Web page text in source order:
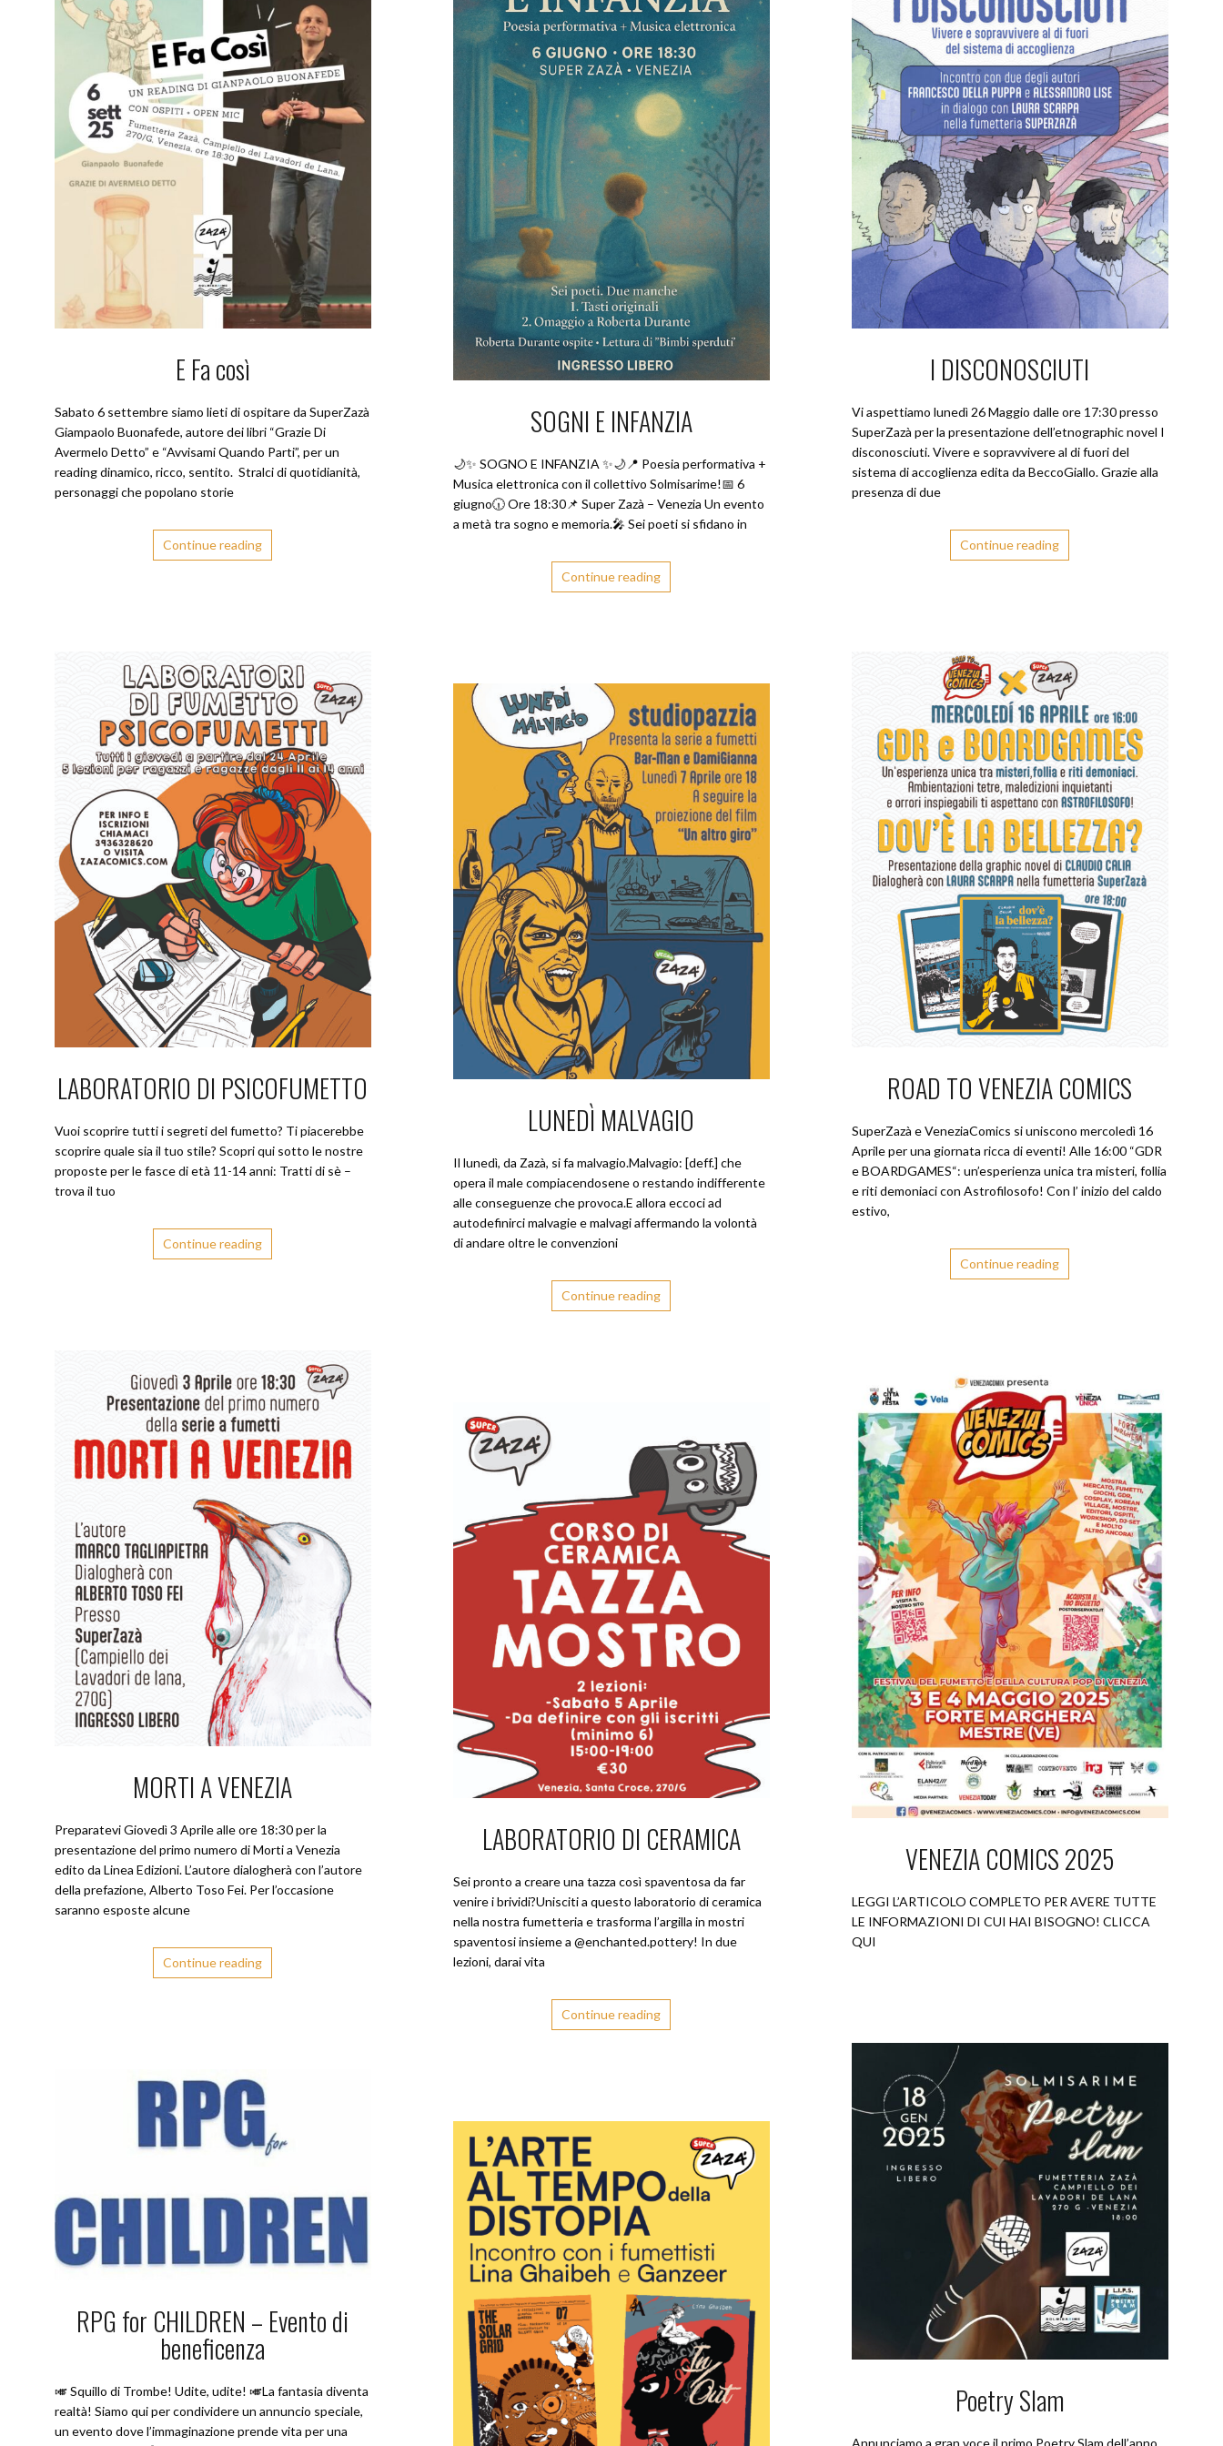
E Fa così
Sabato 6 settembre siamo lieti di ospitare da SuperZazà
Giampaolo Buonafede, autore dei libri “Grazie Di
Avermelo Detto” e “Avvisami Quando Parti”, per un
reading dinamico, ricco, sentito. Stralci di quotidianità,
personaggi che popolano storie
Continue reading
SOGNI E INFANZIA
🌙✨ SOGNO E INFANZIA ✨🌙📍 Poesia performativa +
Musica elettronica con il collettivo Solmisarime!📅 6
giugno🕡 Ore 18:30📌 Super Zazà – Venezia Un evento
a metà tra sogno e memoria.🎤 Sei poeti si sfidano in
Continue reading
I DISCONOSCIUTI
Vi aspettiamo lunedì 26 Maggio dalle ore 17:30 presso
SuperZazà per la presentazione dell’etnographic novel I
disconosciuti. Vivere e sopravvivere al di fuori del
sistema di accoglienza edita da BeccoGiallo. Grazie alla
presenza di due
Continue reading
LABORATORIO DI PSICOFUMETTO
Vuoi scoprire tutti i segreti del fumetto? Ti piacerebbe
scoprire quale sia il tuo stile? Scopri qui sotto le nostre
proposte per le fasce di età 11-14 anni: Tratti di sè –
trova il tuo
Continue reading
ROAD TO VENEZIA COMICS
SuperZazà e VeneziaComics si uniscono mercoledì 16
Aprile per una giornata ricca di eventi! Alle 16:00 “GDR
e BOARDGAMES“: un’esperienza unica tra misteri, follia
e riti demoniaci con Astrofilosofo! Con l’ inizio del caldo
estivo,
Continue reading
LUNEDÌ MALVAGIO
Il lunedì, da Zazà, si fa malvagio.Malvagio: [deff.] che
opera il male compiacendosene o restando indifferente
alle conseguenze che provoca.E allora eccoci ad
autodefinirci malvagie e malvagi affermando la volontà
di andare oltre le convenzioni
Continue reading
MORTI A VENEZIA
Preparatevi Giovedì 3 Aprile alle ore 18:30 per la
presentazione del primo numero di Morti a Venezia
edito da Linea Edizioni. L’autore dialogherà con l’autore
della prefazione, Alberto Toso Fei. Per l’occasione
saranno esposte alcune
Continue reading
VENEZIA COMICS 2025
LEGGI L’ARTICOLO COMPLETO PER AVERE TUTTE
LE INFORMAZIONI DI CUI HAI BISOGNO! CLICCA
QUI
LABORATORIO DI CERAMICA
Sei pronto a creare una tazza così spaventosa da far
venire i brividi?Unisciti a questo laboratorio di ceramica
nella nostra fumetteria e trasforma l’argilla in mostri
spaventosi insieme a @enchanted.pottery! In due
lezioni, darai vita
Continue reading
Poetry Slam
RPG for CHILDREN – Evento di
beneficenza
🎺 Squillo di Trombe! Udite, udite! 🎺La fantasia diventa
realtà! Siamo qui per condividere un annuncio speciale,
un evento dove l’immaginazione prende vita per una